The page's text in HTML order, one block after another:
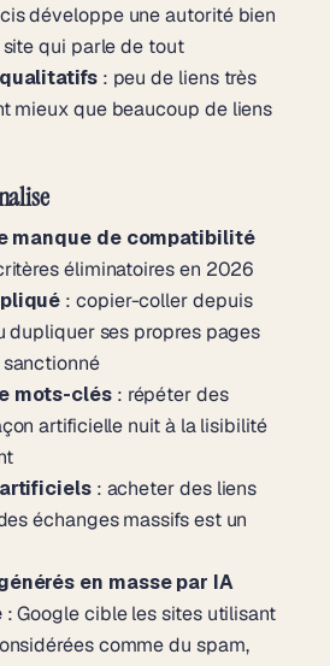
développe une autorité bien
qui parle de tout
: peu de liens très
mieux que beaucoup de liens
manque de compatibilité
éliminatoires en 2026
: copier-coller depuis
dupliquer ses propres pages
mots-clés: répéter des
artificielle nuit à la lisibilité
: acheter des liens
échanges massifs est un
en masse par IA
: Google cible les sites utilisant
comme du spam,